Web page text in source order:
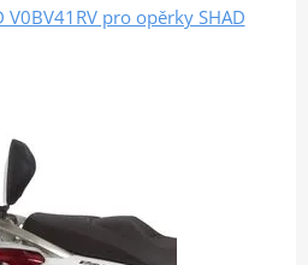
V0BV41RV pro opěrky SHAD